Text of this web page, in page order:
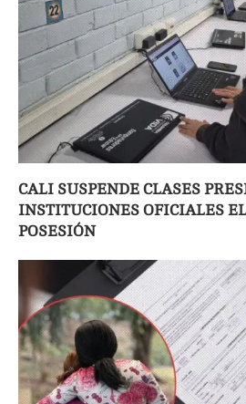
CALI SUSPENDE CLASES
INSTITUCIONES OFICIALES EL
POSESIÓN